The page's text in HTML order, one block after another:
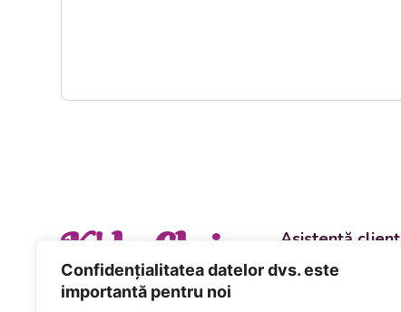
Confidențialitatea datelor dvs. este
importantă pentru noi
K' la Cluj Asistență
Departament